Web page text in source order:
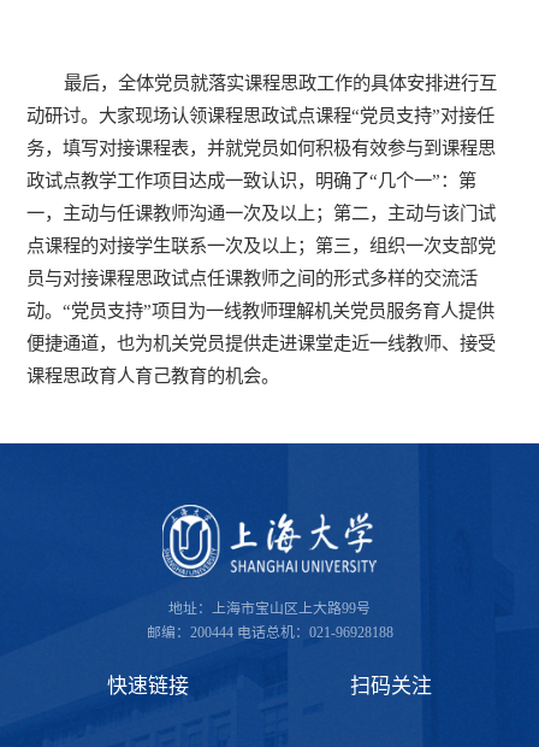
最后，全体党员就落实课程思政工作的具体安排进行互
动研讨。大家现场认领课程思政试点课程“党员支持”对接任
务，填写对接课程表，并就党员如何积极有效参与到课程思
政试点教学工作项目达成一致认识，明确了“几个一”：第
一，主动与任课教师沟通一次及以上；第二，主动与该门试
点课程的对接学生联系一次及以上；第三，组织一次支部党
员与对接课程思政试点任课教师之间的形式多样的交流活
动。“党员支持”项目为一线教师理解机关党员服务育人提供
便捷通道，也为机关党员提供走进课堂走近一线教师、接受
课程思政育人育己教育的机会。
地址：上海市宝山区上大路99号
邮编：200444 电话总机：021-96928188
快速链接 扫码关注